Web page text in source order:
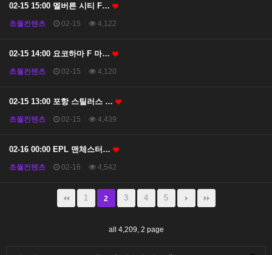
02-15 15:00 멜버른 시티 F…
초월컨텐츠 02-15 4,122
02-15 14:00 요코하마 F 마…
초월컨텐츠 02-15 4,120
02-15 13:00 포항 스틸러스 …
초월컨텐츠 02-15 4,439
02-16 00:00 EPL 맨체스터…
초월컨텐츠 02-16 4,542
1 2 3 4 5
all 4,209,2 page